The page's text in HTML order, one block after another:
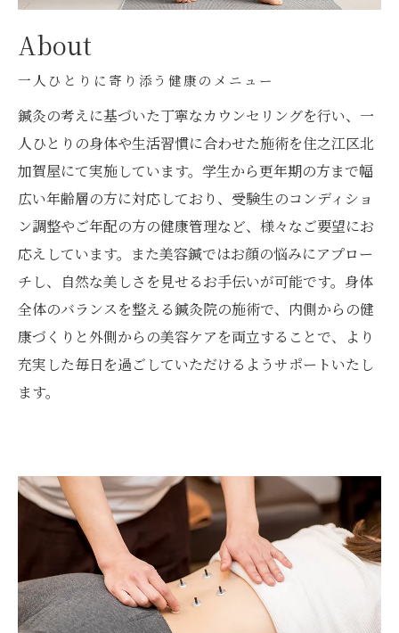
About
一人ひとりに寄り添う健康のメニュー
鍼灸の考えに基づいた丁寧なカウンセリングを行い、一
人ひとりの身体や生活習慣に合わせた施術を住之江区北
加賀屋にて実施しています。学生から更年期の方まで幅
広い年齢層の方に対応しており、受験生のコンディショ
ン調整やご年配の方の健康管理など、様々なご要望にお
応えしています。また美容鍼ではお顔の悩みにアプロー
チし、自然な美しさを見せるお手伝いが可能です。身体
全体のバランスを整える鍼灸院の施術で、内側からの健
康づくりと外側からの美容ケアを両立することで、より
充実した毎日を過ごしていただけるようサポートいたし
ます。